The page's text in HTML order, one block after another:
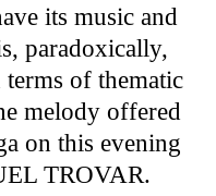
its music and
paradoxically,
of thematic
melody offered
on this evening
TROVAR.